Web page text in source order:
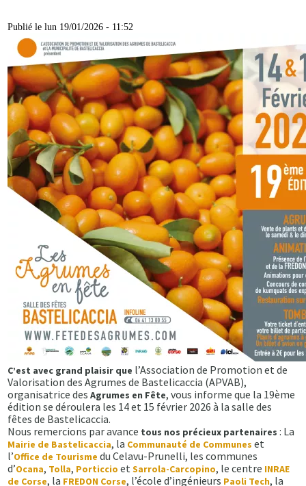
Publié le lun 19/01/2026 - 11:52
C’est avec grand plaisir que l’Association de Promotion et de
Valorisation des Agrumes de Bastelicaccia (APVAB),
organisatrice desAgrumes en Fête, vous informe que la 19ème
édition se déroulera les 14 et 15 février 2026 à la salle des
fêtes de Bastelicaccia.
Nous remercions par avance tous nos précieux partenaires : La
Mairie de Bastelicaccia, la Communauté de Communes et
l’Office de Tourisme du Celavu-Prunelli, les communes
d’Ocana, Tolla, Porticcio etSarrola-Carcopino, le centre INRAE
de Corse, la FREDON Corse, l’école d’ingénieurs Paoli Tech, la